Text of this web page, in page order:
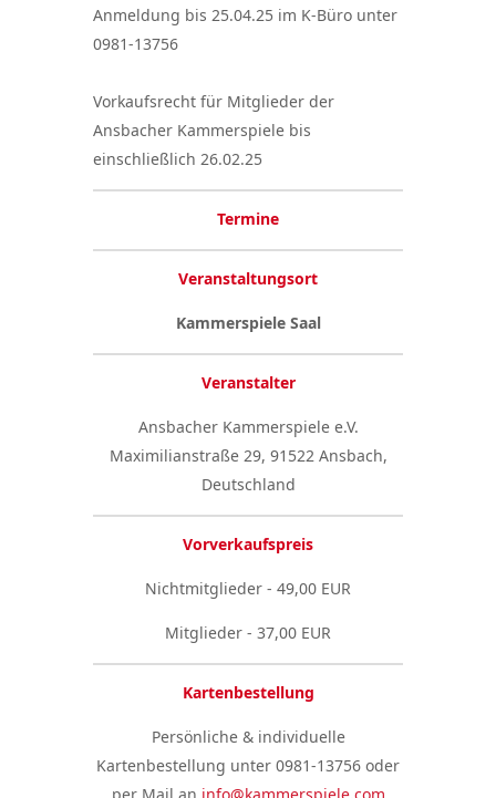
Anmeldung bis 25.04.25 im K-Büro unter
0981-13756
Vorkaufsrecht für Mitglieder der
Ansbacher Kammerspiele bis
einschließlich 26.02.25
Termine
Veranstaltungsort
Kammerspiele Saal
Veranstalter
Ansbacher Kammerspiele e.V.
Maximilianstraße 29, 91522 Ansbach,
Deutschland
Vorverkaufspreis
Nichtmitglieder - 49,00 EUR
Mitglieder - 37,00 EUR
Kartenbestellung
Persönliche & individuelle
Kartenbestellung unter 0981-13756 oder